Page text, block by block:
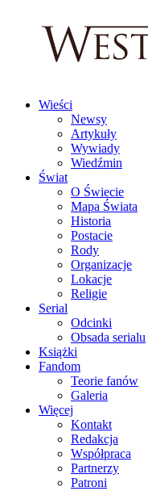
Wieści
Newsy
Artykuły
Wywiady
Wiedźmin
Świat
O Świecie
Mapa Świata
Historia
Postacie
Rody
Organizacje
Lokacje
Religie
Serial
Odcinki
Obsada serialu
Książki
Fandom
Teorie fanów
Galeria
Więcej
Kontakt
Redakcja
Współpraca
Partnerzy
Patroni